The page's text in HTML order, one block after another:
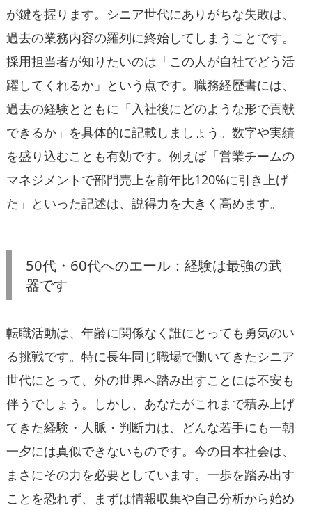
が鍵を握ります。シニア世代にありがちな失敗は、
過去の業務内容の羅列に終始してしまうことです。
採用担当者が知りたいのは「この人が自社でどう活
躍してくれるか」という点です。職務経歴書には、
過去の経験とともに「入社後にどのような形で貢献
できるか」を具体的に記載しましょう。数字や実績
を盛り込むことも有効です。例えば「営業チームの
マネジメントで部門売上を前年比120%に引き上げ
た」といった記述は、説得力を大きく高めます。
50代・60代へのエール：経験は最強の武
器です
転職活動は、年齢に関係なく誰にとっても勇気のい
る挑戦です。特に長年同じ職場で働いてきたシニア
世代にとって、外の世界へ踏み出すことには不安も
伴うでしょう。しかし、あなたがこれまで積み上げ
てきた経験・人脈・判断力は、どんな若手にも一朝
一夕には真似できないものです。今の日本社会は、
まさにその力を必要としています。一歩を踏み出す
ことを恐れず、まずは情報収集や自己分析から始め